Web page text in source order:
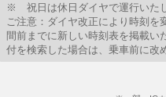
※ 祝日は休日ダイヤで運行いたし
ご注意：ダイヤ改正により時刻を
間前までに新しい時刻表を掲載い
付を検索した場合は、乗車前に改